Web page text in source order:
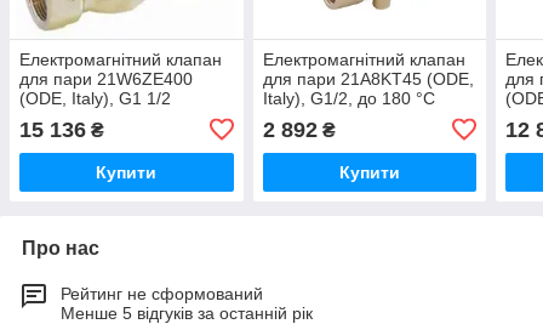
Електромагнітний клапан
для пари 21W6ZE400
(ODE, Italy), G1 1/2
15 136 ₴
Купити
Електромагнітний клапан
для пари 21A8KT45 (ODE,
Italy), G1/2, до 180 °C
2 892₴
Купити
для
12
Про нас
Рейтинг не сформований
Менше 5 відгуків за останній рік